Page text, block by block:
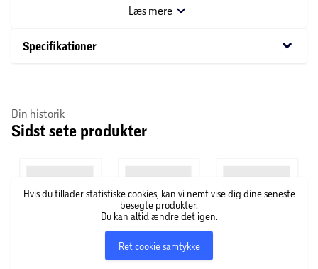
Kan vaskes ved maks. 40 grader. Bør vaskes separat første
Læs mere
Specifikationer keyboard_arrow_down
Din historik
Sidst sete produkter
Hvis du tillader statistiske cookies, kan vi nemt vise dig dine seneste
besøgte produkter.
Du kan altid ændre det igen.
Ret cookie samtykke